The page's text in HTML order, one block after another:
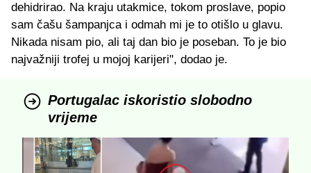
dehidrirao. Na kraju utakmice, tokom proslave, popio
sam čašu šampanjca i odmah mi je to otišlo u glavu.
Nikada nisam pio, ali taj dan bio je poseban. To je bio
najvažniji trofej u mojoj karijeri", dodao je.
Portugalac iskoristio slobodno
vrijeme